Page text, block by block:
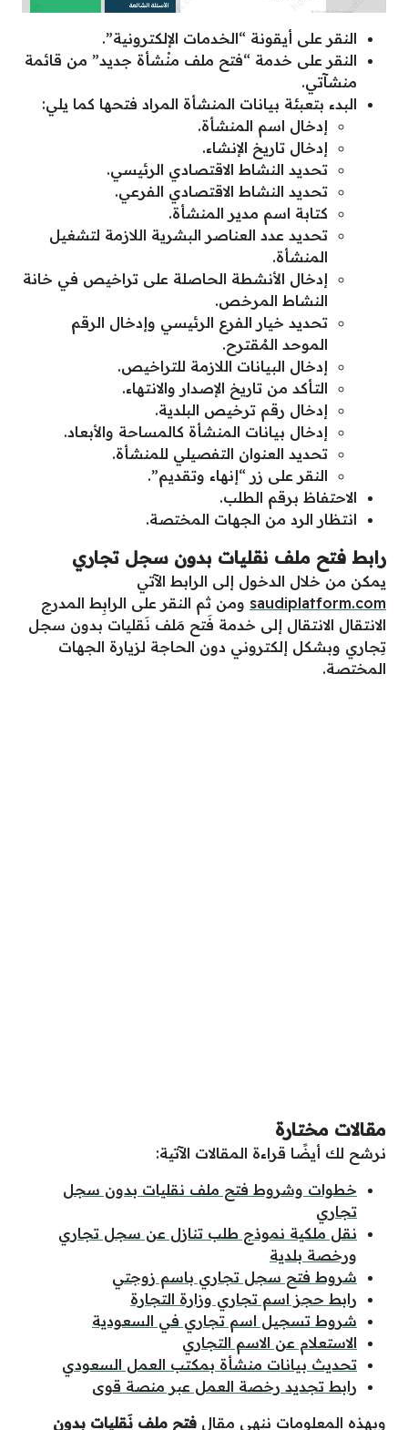
النقر على أيقونة “الخدمات الإلكترونية”.
النقر على خدمة “فتح ملف منْشأة جديد” من قائمة
منشآتي.
البدء بتعبئة بيانات المنشأة المراد فتحها كما يلي:
إدخال اسم المنشأة.
إدخال تاريخ الإنشاء.
تحديد النشاط الاقتصادي الرئيسي.
تحديد النشاط الاقتصادي الفرعي.
كتابة اسم مدير المنشأة.
تحديد عدد العناصر البشرية اللازمة لتشغيل
المنشأة.
إدخال الأنشطة الحاصلة على تراخيص في خانة
النشاط المرخص.
تحديد خيار الفرع الرئيسي وإدخال الرقم
الموحد المُقترح.
إدخال البيانات اللازمة للتراخيص.
التـأكد من تاريخ الإصدار والانتهاء.
إدخال رقم ترخيص البلدية.
إدخال بيانات المنشأة كالمساحة والأبعاد.
تحديد العنوان التفصيلي للمنشأة.
النقر على زر “إنهاء وتقديم”.
الاحتفاظ برقم الطلب.
انتظار الرد من الجهات المختصة.
رابط فتح ملف نقليات بدون سجل تجاري
يمكن من خلال الدخول إلى الرابط الآتي
saudiplatform.com ومن ثم النقر على الرابِط المدرج
الانتقال الانتقال إلى خدمة فَتح مَلف نَقليات بدون سجل
تِجاري وبشكل إلكتروني دون الحاجة لزيارة الجهات
المختصة.
مقالات مختارة
نرشح لك أيضًا قراءة المقالات الآتية:
خطوات وشروط فتح ملف نقليات بدون سجل
تجاري
نقل ملكية نموذج طلب تنازل عن سجل تجاري
ورخصة بلدية
شروط فتح سجل تجاري باسم زوجتي
رابط حجز اسم تجاري وزارة التجارة
شروط تسجيل اسم تجاري في السعودية
الاستعلام عن الاسم التجاري
تحديث بيانات منشأة بمكتب العمل السعودي
رابط تجديد رخصة العمل عبر منصة قوى
وبهذه المعلومات ننهي مقال فتح ملف نَقليات بدون